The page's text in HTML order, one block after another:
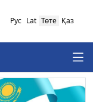
Қаз
Төте
Lat
Рус